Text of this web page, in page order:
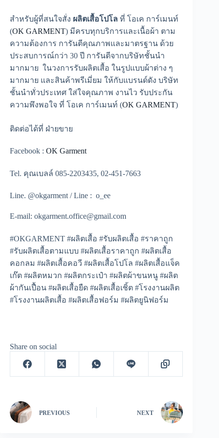
สำหรับผู้ที่สนใจสั่ง ผลิตเสื้อโปโล ที่ โอเค การ์เมนท์
(OK GARMENT) มีครบทุกบริการและเนื้อผ้า ตาม
ความต้องการ การันตีคุณภาพและมาตรฐาน ด้วย
ประสบการณ์กว่า 30 ปี การันตีจากบริษัทชั้นนำ
มากมาย ในวงการรับผลิตเสื้อ ในรูปแบบผ้าต่าง ๆ
มากมาย และสินค้าพรีเมี่ยม ให้กับแบรนด์ดัง บริษัท
ชั้นนำทั่วประเทศ ใส่ใจคุณภาพ งานไว รับประกัน
ความพึงพอใจ ที่ โอเค การ์เมนท์ (OK GARMENT)
ติดต่อได้ที่ ฝ่ายขาย
Facebook : OK Garment
Tel. คุณเบลล์ 085-2203435, 02-451-7663
Line. @okgarment / Line : o_ee
E-mail: okgarment.office@gmail.com
#OKGARMENT #ผลิตเสื้อ #รับผลิตเสื้อ #ราคาถูก
#รับผลิตเสื้อตามแบบ #ผลิตเสื้อราคาถูก #ผลิตเสื้อ
คอกลม #ผลิตเสื้อคอวี #ผลิตเสื้อโปโล #ผลิตเสื้อแจ็ค
เก๊ต #ผลิตหมวก #ผลิตกระเป๋า #ผลิตผ้าขนหนู #ผลิต
ผ้ากันเปื้อน #ผลิตเสื้อยืด #ผลิตเสื้อเชิ้ต #โรงงานผลิต
#โรงงานผลิตเสื้อ #ผลิตเสื้อฟอร์ม #ผลิตยูนิฟอร์ม
Share on social
PREVIOUS NEXT